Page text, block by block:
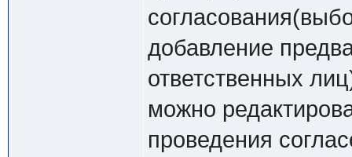
добавление
ответственных
можно
проведения